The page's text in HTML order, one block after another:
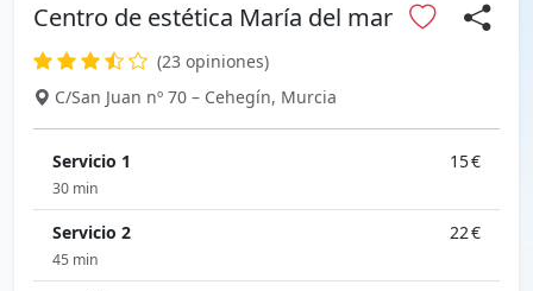
Centro de estética María del mar
(23 opiniones)
C/San Juan nº 70 – Cehegín, Murcia
Servicio 1 15 €
30 min
Servicio 2 22 €
45 min